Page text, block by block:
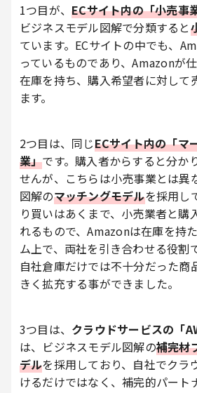
1つ目が、ECサイト内の「小売事
ビジネスモデル図解で分類すると
ています。ECサイトの中でも、
っているものであり、Amazonが
在庫を持ち、購入希望者に対して
ます。
2つ目は、同じECサイト内の「マ
業」です。購入者からすると分か
せんが、こちらは小売事業とは異
図解のマッチングモデルを採用し
り買いはあくまで、小売業者と購
れるもので、Amazonは在庫を持
ム上で、両社を引き合わせる役割
自社倉庫だけでは不十分だった商
きく拡充する事ができました。
3つ目は、 クラウドサービスの「
は、ビジネスモデル図解の補完材
デルを採用しており、自社でクラ
けるだけではなく、補完的パート